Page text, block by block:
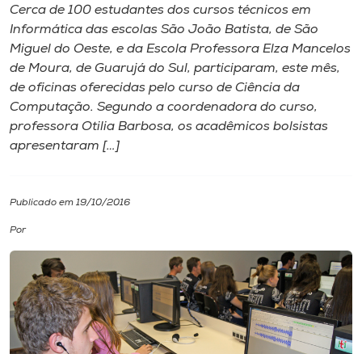
Internacionalização
I.nova
Diplomados
Cultura
CPA
Biblioteca
Editora
Rádio
Cerca de 100 estudantes dos cursos técnicos em
Informática das escolas São João Batista, de São
Miguel do Oeste, e da Escola Professora Elza Mancelos
de Moura, de Guarujá do Sul, participaram, este mês,
de oficinas oferecidas pelo curso de Ciência da
Computação. Segundo a coordenadora do curso,
professora Otilia Barbosa, os acadêmicos bolsistas
apresentaram […]
Publicado em 19/10/2016
Por